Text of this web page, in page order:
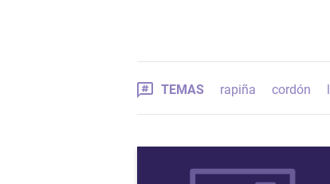
TEMAS rapiña cordón